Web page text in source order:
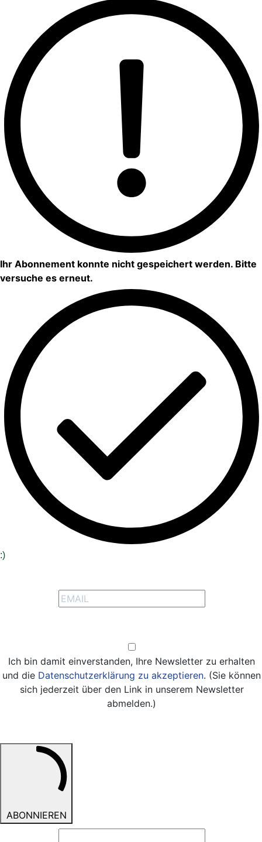
Ihr Abonnement konnte nicht gespeichert werden. Bitte
versuche es erneut.
:)
Ich bin damit einverstanden, Ihre Newsletter zu erhalten
und die Datenschutzerklärung zu akzeptieren. (Sie können
sich jederzeit über den Link in unserem Newsletter
abmelden.)
ABONNIEREN